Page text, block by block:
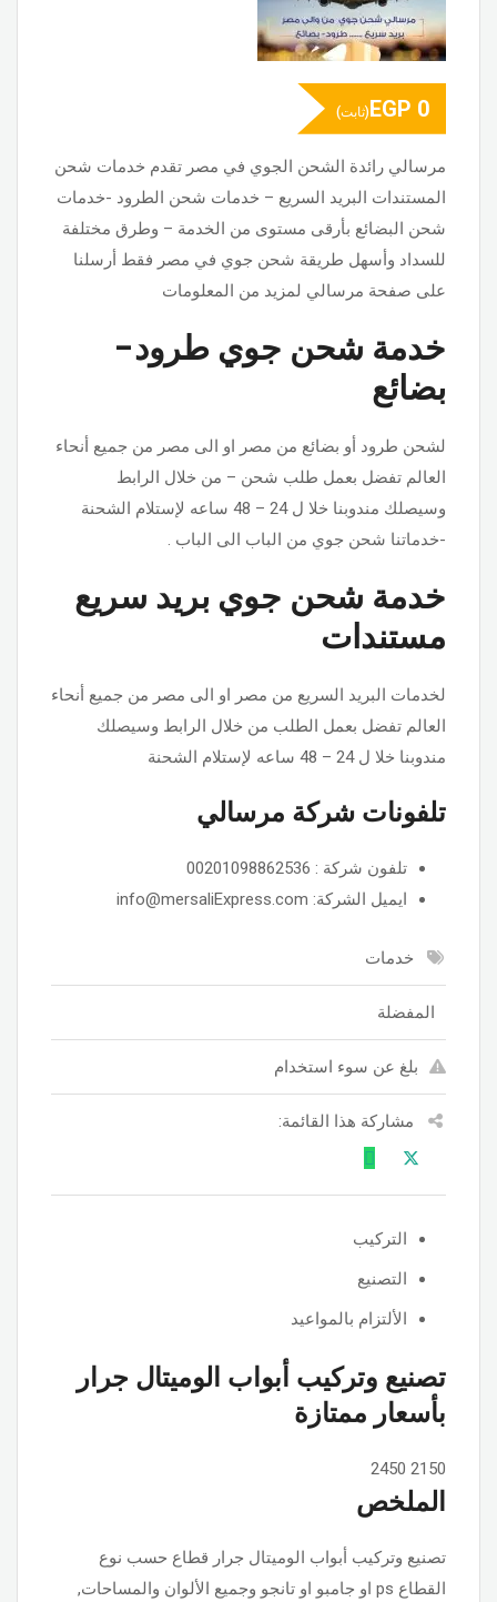
EGP 0 (ثابت)
مرسالي رائدة الشحن الجوي في مصر ​​تقدم خدمات شحن
المستندات البريد السريع – خدمات شحن الطرود -خدمات
شحن البضائع بأرقى مستوى من الخدمة – وطرق مختلفة
للسداد وأسهل طريقة شحن جوي في مصر فقط أرسلنا
على صفحة مرسالي لمزيد من المعلومات
خدمة شحن جوي طرود-
بضائع
لشحن طرود أو بضائع من مصر او الى مصر من جميع أنحاء
العالم تفضل بعمل طلب شحن – من خلال الرابط
وسيصلك مندوبنا خلا ل 24 – 48 ساعه لإستلام الشحنة
-خدماتنا شحن جوي من الباب الى الباب .
خدمة شحن جوي بريد سريع
مستندات
لخدمات البريد السريع من مصر او الى مصر من جميع أنحاء
العالم تفضل بعمل الطلب من خلال الرابط وسيصلك
مندوبنا خلا ل 24 – 48 ساعه لإستلام الشحنة
تلفونات شركة مرسالي
تلفون شركة : 00201098862536
ايميل الشركة: info@mersaliExpress.com
خدمات
المفضلة
بلغ عن سوء استخدام
مشاركة هذا القائمة:
التركيب
التصنيع
الألتزام بالمواعيد
تصنيع وتركيب أبواب الوميتال جرار
بأسعار ممتازة
2150
2450
الملخص
تصنيع وتركيب أبواب الوميتال جرار قطاع حسب نوع
القطاع ps او جامبو او تانجو وجميع الألوان والمساحات,